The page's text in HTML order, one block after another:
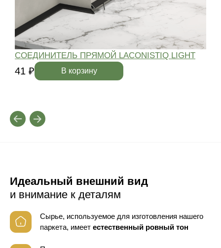
СОЕДИНИТЕЛЬ ПРЯМОЙ LACONISTIQ LIGHT
41 ₽ В корзину
Идеальный внешний вид
и внимание к деталям
Сырье, используемое для изготовления нашего
паркета, имеет естественный ровный тон